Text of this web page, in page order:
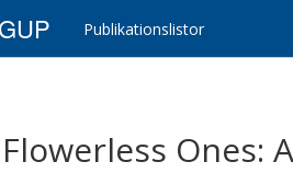
GUP Publikationslistor
Ones: